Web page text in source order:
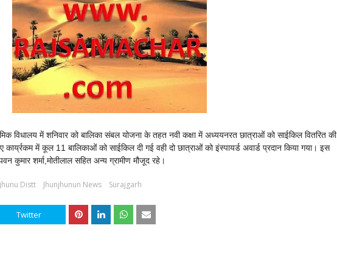
विधालय में शनिवार को बालिका संबल योजना के तहत नवी कक्षा में अध्ययनरत छात्राओं को साईकिल वितरित की
में कूल 11 बालिकाओं को साईकिल दी गई वही दो छात्राओं को इंस्पायर्ड अवार्ड प्रदान किया गया। इस
कुमार शर्मा,मोतीलाल सहित अन्य ग्रामीण मौजूद रहे।
Distt Jhunjhunun News Surajgarh
Twitter